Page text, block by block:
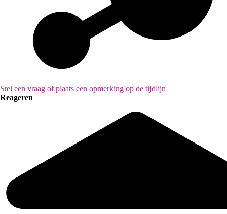
Stel een vraag of plaats een opmerking op de tijdlijn
Reageren